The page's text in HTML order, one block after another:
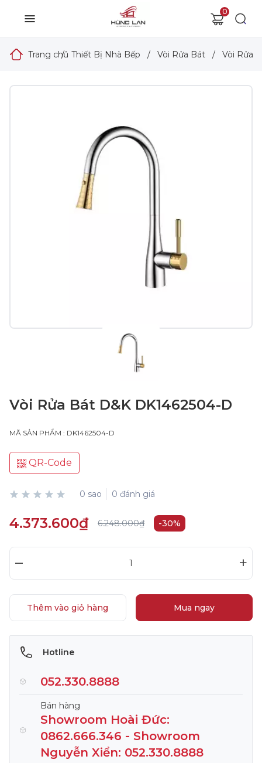
0
Trang chủ
/ Thiết Bị Nhà Bếp / Vòi Rửa Bát / Vòi Rửa
Vòi Rửa Bát D&K DK1462504-D
MÃ SẢN PHẨM : DK1462504-D
QR-Code
0 sao 0 đánh giá
4.373.600₫ 6.248.000₫ -30%
– +
Thêm vào giỏ hàng Mua ngay
Hotline
052.330.8888
Bán hàng
Showroom Hoài Đức:
0862.666.346 - Showroom
Nguyễn Xiển: 052.330.8888